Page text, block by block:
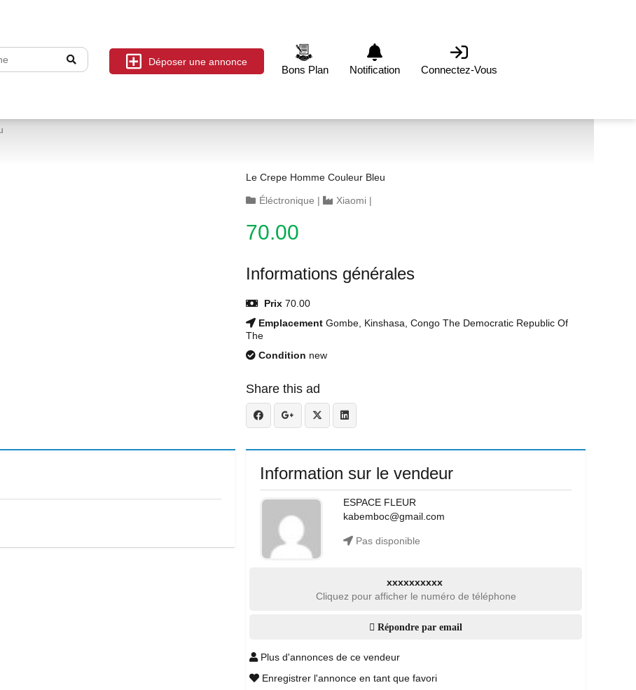
Déposer une annonce
Bons Plan Notification Connectez-Vous
Le Crepe Homme Couleur Bleu
Éléctronique | Xiaomi |
70.00
Informations générales
Prix 70.00
Emplacement Gombe, Kinshasa, Congo The Democratic Republic Of
The
Condition new
Share this ad
Information sur le vendeur
ESPACE FLEUR
kabemboc@gmail.com
Pas disponible
xxxxxxxxxx
Cliquez pour afficher le numéro de téléphone
Répondre par email
Plus d'annonces de ce vendeur
Enregistrer l'annonce en tant que favori